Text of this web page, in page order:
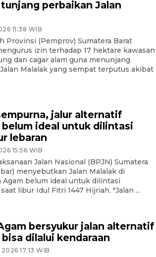
perbaikan Jalan
11:38 WIB
Provinsi (Pemprov) Sumatera Barat
izin terhadap 17 hektare kawasan
dan cagar alam guna menunjang
Malalak yang sempat terputus akibat
jalur alternatif
belum ideal untuk dilintasi
lebaran
15:56 WIB
Jalan Nasional (BPJN) Sumatera
menyebutkan Jalan Malalak di
Agam belum ideal untuk dilintasi
libur Idul Fitri 1447 Hijriah. "Jalan ...
bersyukur jalan alternatif
bisa dilalui kendaraan
17:13 WIB